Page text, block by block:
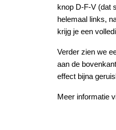
knop D-F-V (dat
helemaal links,
krijg je een
Verder zien we
aan de
effect bijna
Meer informatie